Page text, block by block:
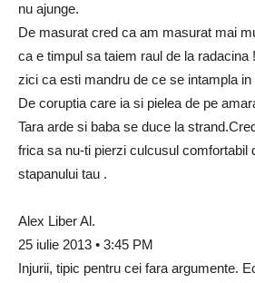
nu ajunge.
De masurat cred ca am masurat mai
ca e timpul sa taiem raul de la radacina
zici ca esti mandru de ce se intampla
De coruptia care ia si pielea de pe
Tara arde si baba se duce la
frica sa nu-ti pierzi culcusul comfortabil
stapanului tau .
Alex Liber Al.
25 iulie 2013 • 3:45 PM
Injurii, tipic pentru cei fara argumente.